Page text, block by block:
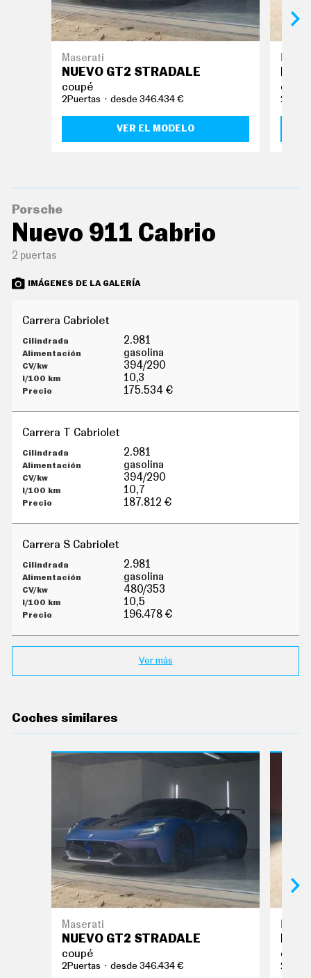
Maserati
NUEVO GT2 STRADALE
coupé
2Puertas desde 346.434 €
VER EL MODELO
Porsche
Nuevo 911 Cabrio
2 puertas
IMÁGENES DE LA GALERÍA
Carrera Cabriolet
2.981
gasolina
394/290
10,3
175.534 €
Carrera T Cabriolet
2.981
gasolina
394/290
10,7
187.812 €
Carrera S Cabriolet
2.981
gasolina
480/353
10,5
196.478 €
Ver más
Coches similares
Maserati
NUEVO GT2 STRADALE
coupé
2Puertas desde 346.434 €